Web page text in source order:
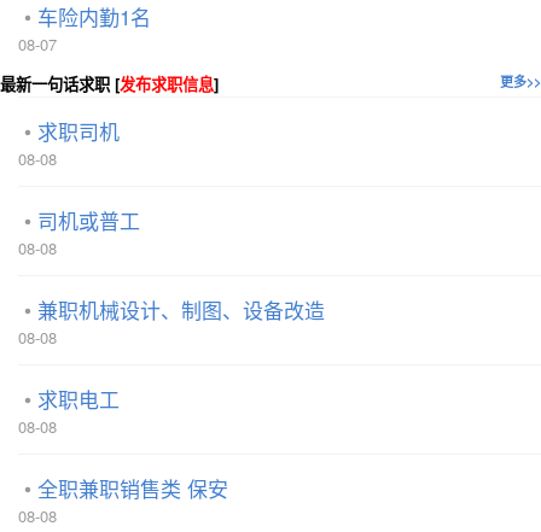
车险内勤1名
08-07
更多>>
最新一句话求职 [发布求职信息]
求职司机
08-08
司机或普工
08-08
兼职机械设计、制图、设备改造
08-08
求职电工
08-08
全职兼职销售类 保安
08-08